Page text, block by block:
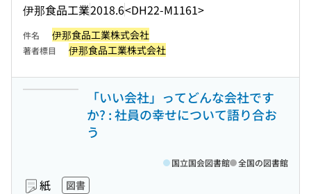
伊那食品工業2018.6<DH22-M1161>
件名 伊那食品工業株式会社
著者標目 伊那食品工業株式会社
「いい会社」ってどんな会社です
か? : 社員の幸せについて語り合お
う
紙 図書
国立国会図書館 全国の図書館